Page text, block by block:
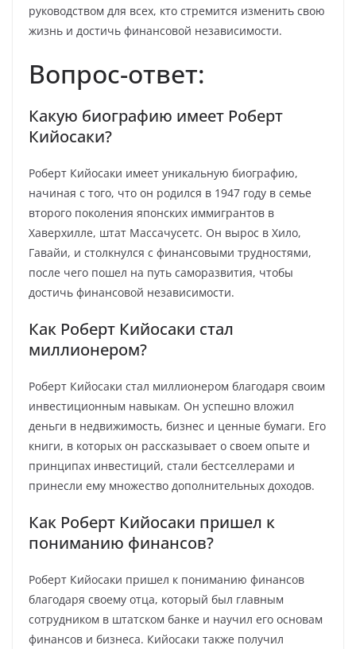
руководством для всех, кто стремится изменить свою
жизнь и достичь финансовой независимости.
Вопрос-ответ:
Какую биографию имеет Роберт
Кийосаки?
Роберт Кийосаки имеет уникальную биографию,
начиная с того, что он родился в 1947 году в семье
второго поколения японских иммигрантов в
Хаверхилле, штат Массачусетс. Он вырос в Хило,
Гавайи, и столкнулся с финансовыми трудностями,
после чего пошел на путь саморазвития, чтобы
достичь финансовой независимости.
Как Роберт Кийосаки стал
миллионером?
Роберт Кийосаки стал миллионером благодаря своим
инвестиционным навыкам. Он успешно вложил
деньги в недвижимость, бизнес и ценные бумаги. Его
книги, в которых он рассказывает о своем опыте и
принципах инвестиций, стали бестселлерами и
принесли ему множество дополнительных доходов.
Как Роберт Кийосаки пришел к
пониманию финансов?
Роберт Кийосаки пришел к пониманию финансов
благодаря своему отца, который был главным
сотрудником в штатском банке и научил его основам
финансов и бизнеса. Кийосаки также получил